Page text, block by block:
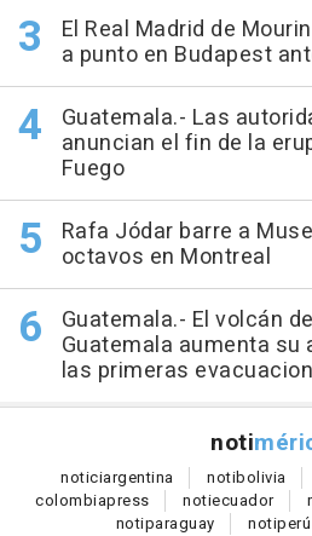
El Real Madrid de
a punto en Budapest
Guatemala.- Las
anuncian el fin de la
Fuego
Rafa Jódar barre a
octavos en Montreal
Guatemala.- El volcán
Guatemala aumenta su
las primeras
noti
noticiargentina notibolivia
colombiapress notiecuador
notiparaguay notiperú